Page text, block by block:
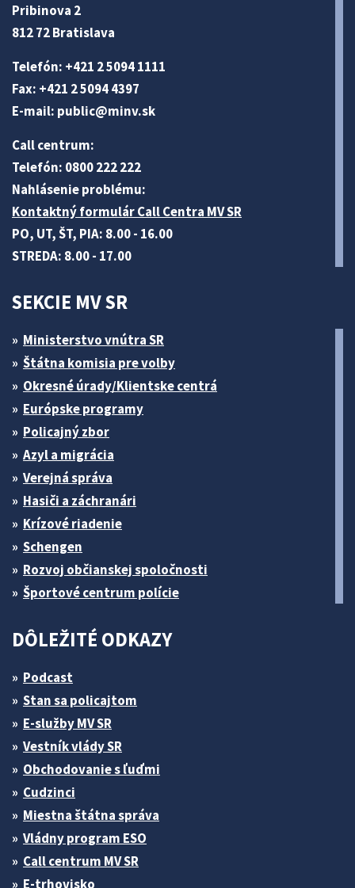
Pribinova 2
812 72 Bratislava
Telefón: +421 2 5094 1111
Fax: +421 2 5094 4397
E-mail: public@minv.sk
Call centrum:
Telefón: 0800 222 222
Nahlásenie problému:
Kontaktný formulár Call Centra MV SR
PO, UT, ŠT, PIA: 8.00 - 16.00
STREDA: 8.00 - 17.00
SEKCIE MV SR
Ministerstvo vnútra SR
Štátna komisia pre volby
Okresné úrady/Klientske centrá
Európske programy
Policajný zbor
Azyl a migrácia
Verejná správa
Hasiči a záchranári
Krízové riadenie
Schengen
Rozvoj občianskej spoločnosti
Športové centrum polície
DÔLEŽITÉ ODKAZY
Podcast
Stan sa policajtom
E-služby MV SR
Vestník vlády SR
Obchodovanie s ľuďmi
Cudzinci
Miestna štátna správa
Vládny program ESO
Call centrum MV SR
E-trhovisko